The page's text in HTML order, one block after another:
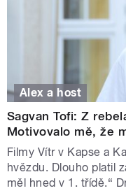
Alex a host
Sagvan Tofi: Z
Motivovalo mě, že
Filmy Vítr v Kapse a
hvězdu. Dlouho platil
měl hned v 1. třídě.“